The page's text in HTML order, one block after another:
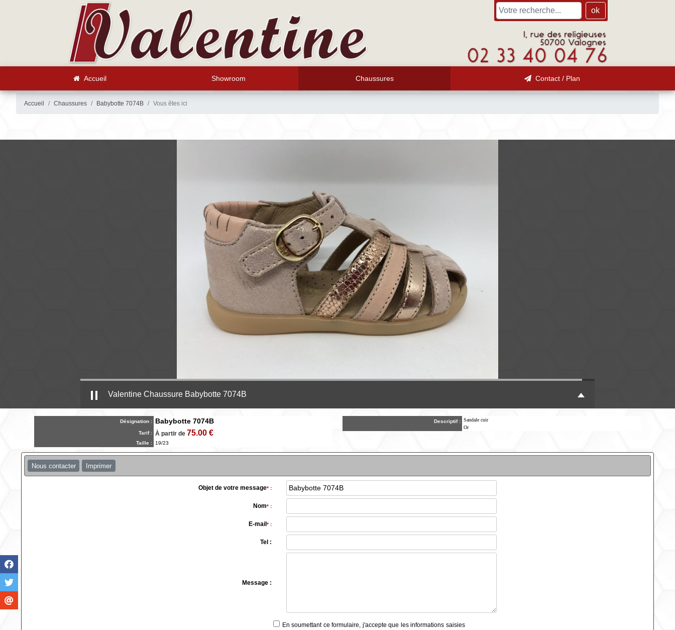
Accueil Showroom Chaussures Contact / Plan
ok
Accueil Chaussures Babybotte 7074B Vous êtes ici
Valentine Chaussure Babybotte 7074B
Désignation : Babybotte 7074B
Tarif : À partir de 75.00 €
Taille : 19/23
Descriptif : Sandale cuir
Or
Nous contacter Imprimer
Objet de votre message*:
Nom*:
E-mail *:
Tel :
Message :
En soumettant ce formulaire, j'accepte que les informations saisies